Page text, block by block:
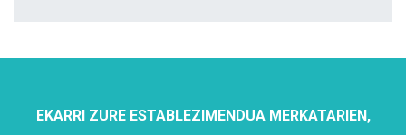
EKARRI ZURE ESTABLEZIMENDUA MERKATARIEN,